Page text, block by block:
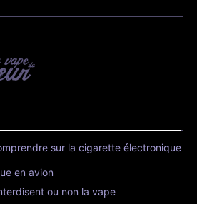
sur la cigarette électronique
en avion
ou non la vape